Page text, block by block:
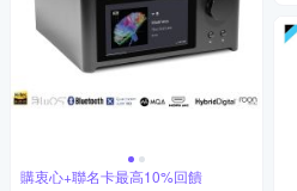
購衷心+聯名卡最高10%回饋